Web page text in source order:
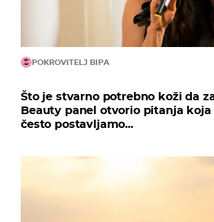
POKROVITELJ BIPA
Što je stvarno potrebno koži da
Beauty panel otvorio pitanja koja
često postavljamo...